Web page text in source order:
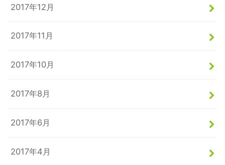
2017年12月
2017年11月
2017年10月
2017年8月
2017年6月
2017年4月